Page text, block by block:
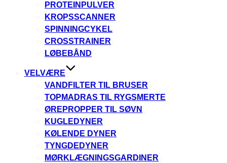
PROTEINPULVER
KROPSSCANNER
SPINNINGCYKEL
CROSSTRAINER
LØBEBÅND
VELVÆRE
VANDFILTER TIL BRUSER
TOPMADRAS TIL RYGSMERTE
ØREPROPPER TIL SØVN
KUGLEDYNER
KØLENDE DYNER
TYNGDEDYNER
MØRKLÆGNINGSGARDINER